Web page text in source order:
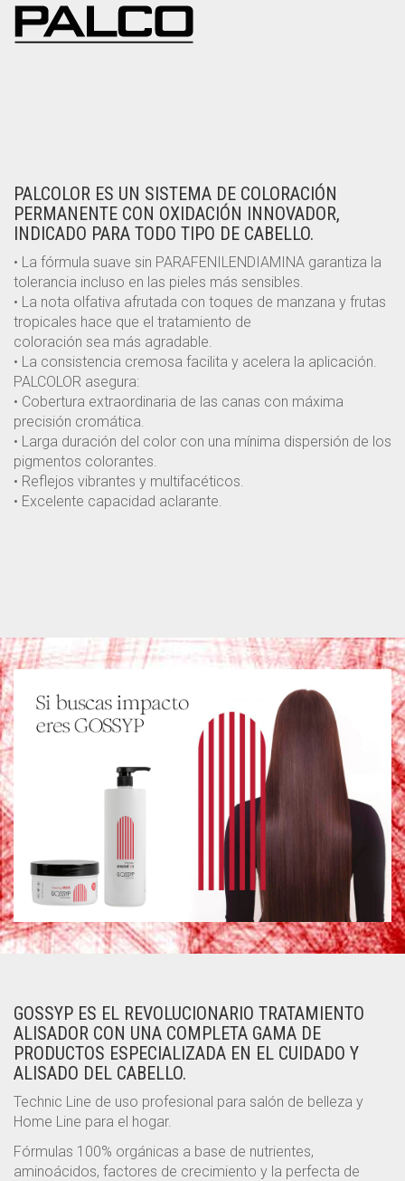
PALCOLOR ES UN SISTEMA DE COLORACIÓN
PERMANENTE CON OXIDACIÓN INNOVADOR,
INDICADO PARA TODO TIPO DE CABELLO.
• La fórmula suave sin PARAFENILENDIAMINA garantiza la
tolerancia incluso en las pieles más sensibles.
• La nota olfativa afrutada con toques de manzana y frutas
tropicales hace que el tratamiento de
coloración sea más agradable.
• La consistencia cremosa facilita y acelera la aplicación.
PALCOLOR asegura:
• Cobertura extraordinaria de las canas con máxima
precisión cromática.
• Larga duración del color con una mínima dispersión de los
pigmentos colorantes.
• Reflejos vibrantes y multifacéticos.
• Excelente capacidad aclarante.
GOSSYP ES EL REVOLUCIONARIO TRATAMIENTO
ALISADOR CON UNA COMPLETA GAMA DE
PRODUCTOS ESPECIALIZADA EN EL CUIDADO Y
ALISADO DEL CABELLO.
Technic Line de uso profesional para salón de belleza y
Home Line para el hogar.
Fórmulas 100% orgánicas a base de nutrientes,
aminoácidos, factores de crecimiento y la perfecta de